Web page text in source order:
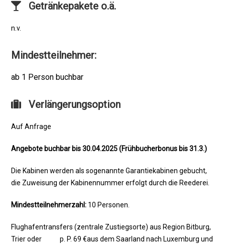
Getränkepakete o.ä.
n.v.
Mindestteilnehmer:
ab 1 Person buchbar
Verlängerungsoption
Auf Anfrage
Angebote buchbar bis 30.04.2025 (Frühbucherbonus bis 31.3.)
Die Kabinen werden als sogenannte Garantiekabinen gebucht,
die Zuweisung der Kabinennummer erfolgt durch die Reederei.
Mindestteilnehmerzahl: 10 Personen.
Flughafentransfers (zentrale Zustiegsorte) aus Region Bitburg,
Trier oder p. P. 69 €aus dem Saarland nach Luxemburg und